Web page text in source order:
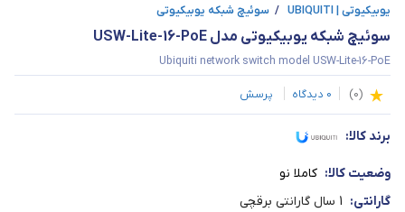
یوبیکیوتی | UBIQUITI / سوئیچ شبکه یوبیکیوتی
سوئیچ شبکه یوبیکیوتی مدل USW-Lite-16-PoE
Ubiquiti network switch model USW-Lite-16-PoE
(
0
)
0 دیدگاه پرسش
برند کالا:
وضعیت کالا: کاملا نو
گارانتی: 1 سال گارانتی برقچی